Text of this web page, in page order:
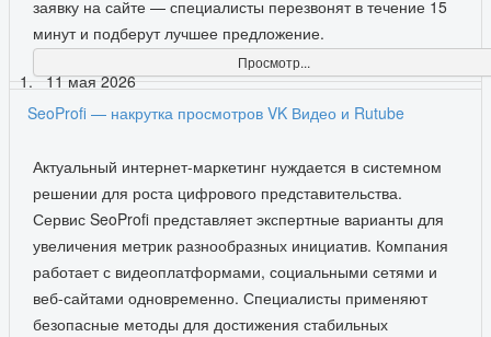
заявку на сайте — специалисты перезвонят в течение 15
минут и подберут лучшее предложение.
Просмотр...
11 мая 2026
SeoProfi — накрутка просмотров VK Видео и Rutube
Актуальный интернет-маркетинг нуждается в системном
решении для роста цифрового представительства.
Сервис SeoProfi представляет экспертные варианты для
увеличения метрик разнообразных инициатив. Компания
работает с видеоплатформами, социальными сетями и
веб-сайтами одновременно. Специалисты применяют
безопасные методы для достижения стабильных